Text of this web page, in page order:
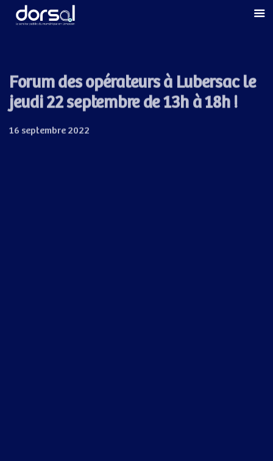
links
Skip
content
Forum des opérateurs à Lubersac le
jeudi 22 septembre de 13h à 18h !
16 septembre 2022